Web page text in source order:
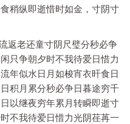
稍纵即逝惜时如金，寸阴寸
返老还童寸阴尺璧分秒必争
只争朝夕时不我待爱日惜力
年似水日月如梭宵衣旰食日
积月累分秒必争日暮途穷千
以继夜穷年累月转瞬即逝寸
不我待爱日惜力光阴荏苒一